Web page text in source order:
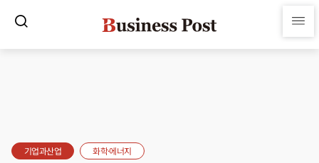
기업과산업 화학·에너지